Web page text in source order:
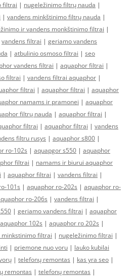
filtrai | nugeležinimo filtrų nauda |
| vandens minkštinimo filtrų nauda |
ir vandens monkštinimo filtrai |
vandens filtrai | geriamo vandens
| atbulinio osmoso filtrai | seo
vandens filtrai | aquaphor filtrai |
filtrai | vandens filtrai aquaphor |
filtrai | aquaphor filtrai | aquaphor
namams ir pramonei | aquaphor
filtrų nauda | aquaphor filtrai |
filtrai | aquaphor filtrai | vandens
filtru rusys | aquaphor s800 |
ro-102s | aquapgor s550 | aquaphor
filtrai | namams ir biurui aquaphor
| aquaphor filtrai | vandens filtrai |
101s | aquaphor ro-202s | aquaphor ro-
ro-206s | vandens filtrai |
| geriamo vandens filtrai | aquaphor
aquaphor 102s | aquaphor ro 202s |
minkstinimo filtrai | nugeležinimo filtrai |
| priemone nuo voru | lauko kubilai
| telefonų remontas | kas yra seo |
remontas | telefonų remontas |